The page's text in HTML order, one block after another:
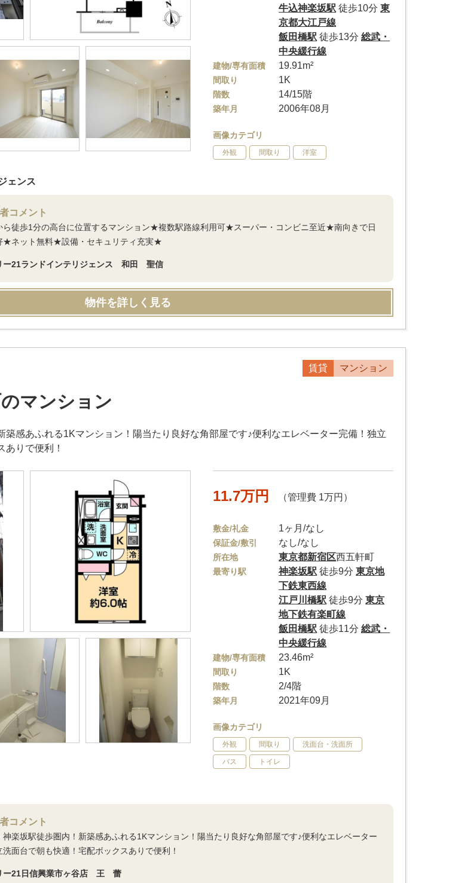
牛込神楽坂駅 徒歩10分東
京都大江戸線
飯田橋駅 徒歩13分総武・
中央緩行線
建物/専有面積 19.91m²
間取り 1K
階数 14/15階
築年月 2006年08月
画像カテゴリ
外観 間取り 洋室
ェンス
コメント
ら徒歩1分の高台に位置するマンション★複数駅路線利用可★スーパー・コンビニ至近★南向きで日
★ネット無料★設備・セキュリティ充実★
ー21ランドインテリジェンス 和田 聖信
物件を詳しく見る
賃貸 マンション
マンション
築感あふれる1Kマンション！陽当たり良好な角部屋です♪便利なエレベーター完備！独立
ありで便利！
11.7万円 （管理費 1万円）
敷金/礼金 1ヶ月/なし
保証金/敷引 なし/なし
所在地 東京都新宿区西五軒町
最寄り駅 神楽坂駅 徒歩9分東京地
下鉄東西線
江戸川橋駅 徒歩9分東京
地下鉄有楽町線
飯田橋駅 徒歩11分総武・
中央緩行線
建物/専有面積 23.46m²
間取り 1K
階数 2/4階
築年月 2021年09月
画像カテゴリ
外観 間取り 洗面台・洗面所
バス トイレ
コメント
神楽坂駅徒歩圏内！新築感あふれる1Kマンション！陽当たり良好な角部屋です♪便利なエレベーター
洗面台で朝も快適！宅配ボックスありで便利！
ー21日信興業市ヶ谷店 王 蕾